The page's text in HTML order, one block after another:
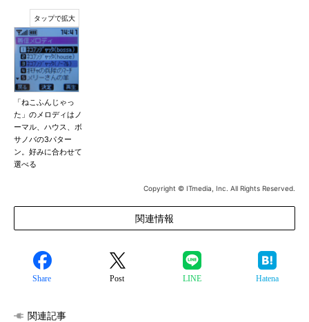
「ねこふんじゃっ
た」のメロディはノ
ーマル、ハウス、ボ
サノバの3パター
ン。好みに合わせて
選べる
Copyright © ITmedia, Inc. All Rights Reserved.
関連情報
Share Post LINE Hatena
関連記事